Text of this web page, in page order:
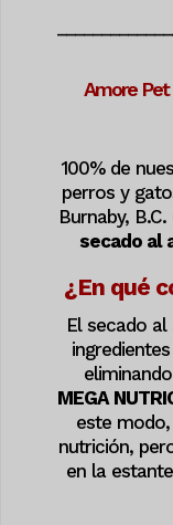
Amore Pet
100% de
perros y
Burnaby,
secado al
¿En qué
El secado
MEGA
este
nutrición,
en la